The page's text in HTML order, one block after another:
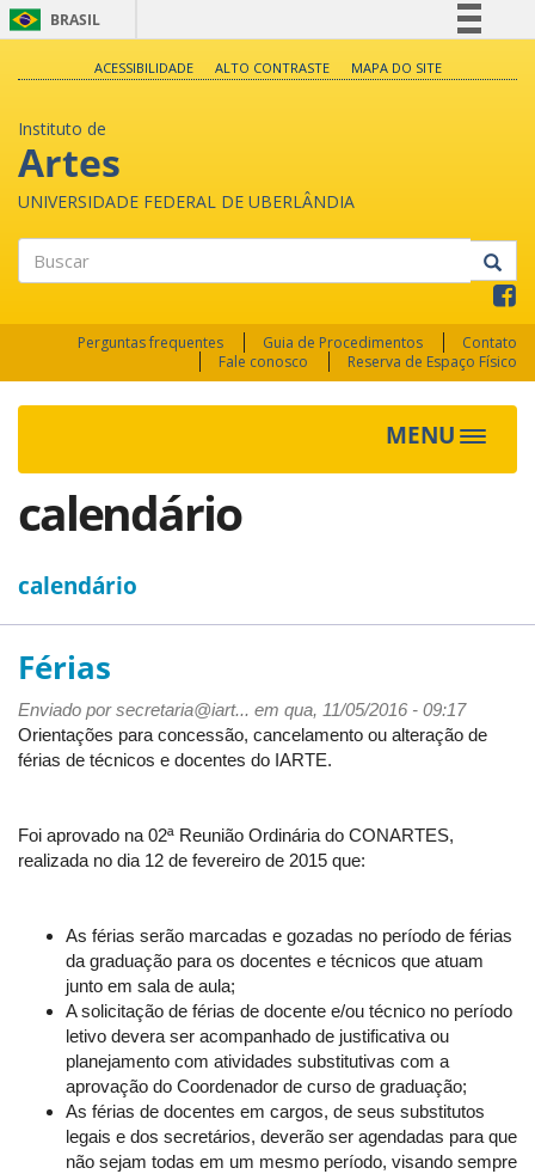
BRASIL
Legislação
Canais
ACESSIBILIDADE ALTO CONTRASTE MAPA DO SITE
Instituto de
Artes
UNIVERSIDADE FEDERAL DE UBERLÂNDIA
Perguntas frequentes Guia de Procedimentos
Contato
Fale conosco
Reserva de Espaço Físico
MENU
Toggle
calendário
calendário
Férias
Enviado porsecretaria@iart... em qua, 11/05/2016 - 09:17
Orientações para concessão, cancelamento ou alteração de
férias de técnicos e docentes do IARTE.
Foi aprovado na 02ª Reunião Ordinária do CONARTES,
realizada no dia 12 de fevereiro de 2015 que:
As férias serão marcadas e gozadas no período de férias
da graduação para os docentes e técnicos que atuam
junto em sala de aula;
A solicitação de férias de docente e/ou técnico no período
letivo devera ser acompanhado de justificativa ou
planejamento com atividades substitutivas com a
aprovação do Coordenador de curso de graduação;
As férias de docentes em cargos, de seus substitutos
legais e dos secretários, deverão ser agendadas para que
não sejam todas em um mesmo período, visando sempre